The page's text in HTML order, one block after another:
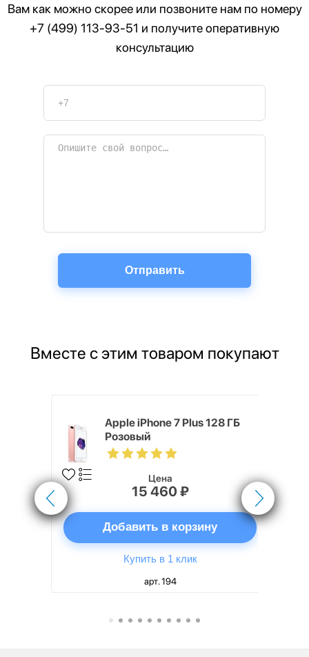
Вам как можно скорее или позвоните нам по номеру
+7 (499) 113-93-51 и получите оперативную
консультацию
Вместе с этим товаром покупают
Apple iPhone 7 Plus 128 ГБ
Розовый
Цена
15 460 ₽
Добавить в корзину
Купить в 1 клик
арт. 194